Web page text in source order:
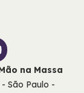
na Massa
- São Paulo -